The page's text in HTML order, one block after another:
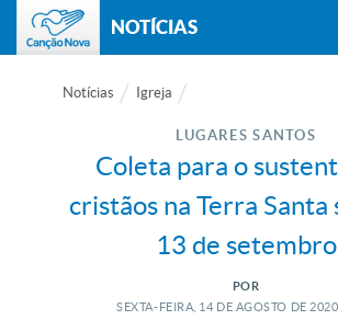
NOTÍCIAS
Notícias Igreja
LUGARES SANTOS
Coleta para o
cristãos na Terra Santa
13 de setembro
POR
SEXTA-FEIRA, 14 DE AGOSTO DE